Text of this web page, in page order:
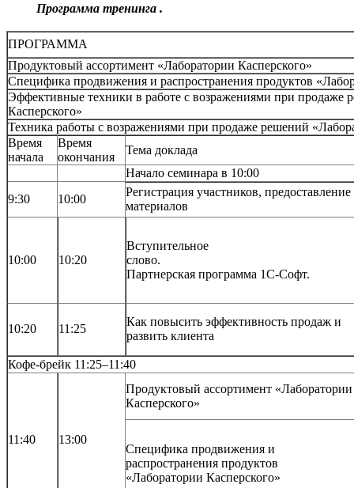
Программа тренинга .
ПРОГРАММА
Продуктовый ассортимент «Лаборатории Касперского»
Специфика продвижения и распространения продуктов
Эффективные техники в работе с возражениями при продаже
Касперского»
Техника работы с возражениями при продаже решений
Время
начала
Время
окончания
Тема доклада
Начало семинара в 10:00
9:30
10:00
Регистрация участников,
материалов
10:00 10:20
Вступительное
слово.
Партнерская программа 1С-Софт.
10:20 11:25
Как повысить эффективность продаж и
развить клиента
Кофе-брейк 11:25–11:40
11:40 13:00
Продуктовый ассортимент «Лаборатории
Касперского»
Специфика продвижения и
распространения продуктов
«Лаборатории Касперского»